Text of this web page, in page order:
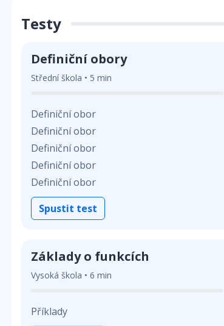
Testy
Definiční obory
Střední škola • 5 min
Definiční obor
Definiční obor
Definiční obor
Definiční obor
Definiční obor
Spustit test
Základy o funkcích
Vysoká škola • 6 min
Příklady